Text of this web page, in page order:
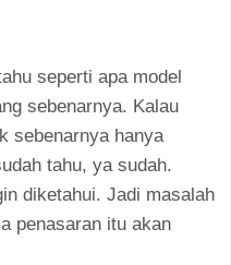
seperti apa model
sebenarnya. Kalau
sebenarnya hanya
tahu, ya sudah.
diketahui. Jadi masalah
penasaran itu akan